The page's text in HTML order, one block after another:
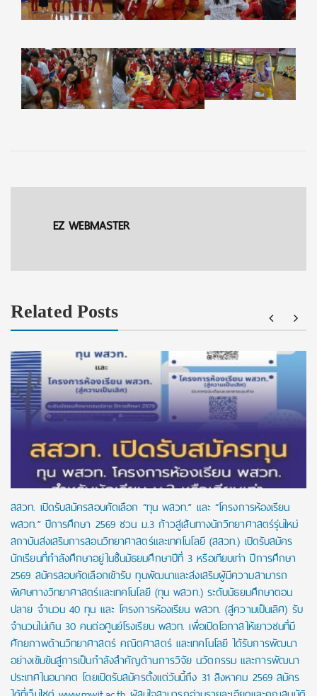
EZ WEBMASTER
Related Posts
สสวท. เปิดรับสมัครสอบคัดเลือก “ทุน พสวท.” และ “โครงการห้องเรียน
พสวท.” ปีการศึกษา 2569 ชวน ม.3 ก้าวสู่เส้นทางนักวิทยาศาสตร์รุ่นใหม่
สถาบันส่งเสริมการสอนวิทยาศาสตร์และเทคโนโลยี (สสวท.) เปิดรับสมัคร
นักเรียนที่กำลังศึกษาอยู่ในชั้นมัธยมศึกษาปีที่ 3 หรือเทียบเท่า ปีการศึกษา
2569 สมัครสอบคัดเลือกเข้ารับ ทุนพัฒนาและส่งเสริมผู้มีความสามารถ
พิเศษทางวิทยาศาสตร์และเทคโนโลยี (ทุน พสวท.) ระดับมัธยมศึกษาตอน
ปลาย จำนวน 40 ทุน และ โครงการห้องเรียน พสวท. (สู่ความเป็นเลิศ) รับ
จำนวนไม่เกิน 30 คนต่อศูนย์โรงเรียน พสวท. เพื่อเปิดโอกาสให้เยาวชนที่มี
ศักยภาพด้านวิทยาศาสตร์ คณิตศาสตร์ และเทคโนโลยี ได้รับการพัฒนา
อย่างเข้มข้นสู่การเป็นกำลังสำคัญด้านการวิจัย นวัตกรรม และการพัฒนา
ประเทศในอนาคต โดยเปิดรับสมัครตั้งแต่วันนี้ถึง 31 สิงหาคม 2569 สมัคร